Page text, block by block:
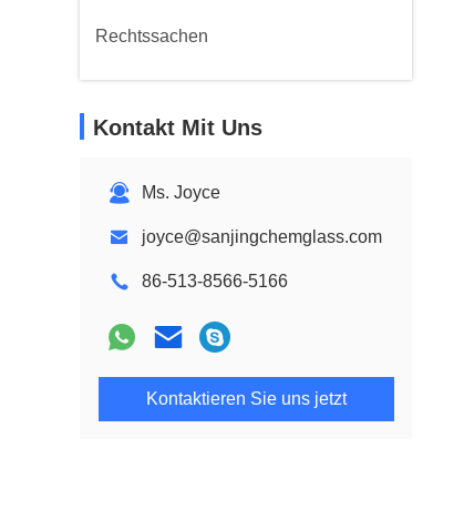
Rechtssachen
Kontakt Mit Uns
Ms. Joyce
joyce@sanjingchemglass.com
86-513-8566-5166
Kontaktieren Sie uns jetzt